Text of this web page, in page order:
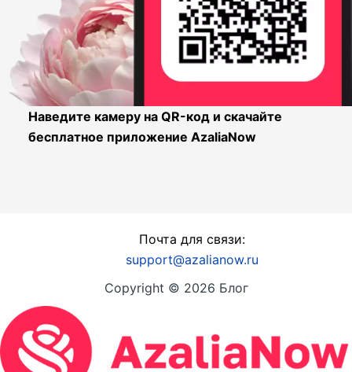
Наведите камеру на QR-код и скачайте
бесплатное приложение AzaliaNow
Почта для связи:
support@azalianow.ru
Copyright © 2026 Блог